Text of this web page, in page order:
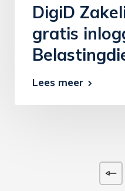
DigiD
gratis
Lees meer